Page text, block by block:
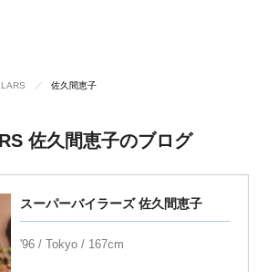
佐久間恵子
佐久間恵子のブログ
スーパーバイラーズ 佐久間恵子
'96 / Tokyo / 167cm